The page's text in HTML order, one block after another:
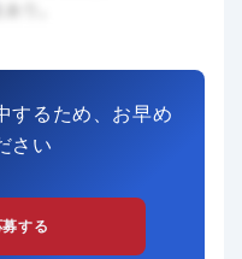
するため、お早め
さい
する